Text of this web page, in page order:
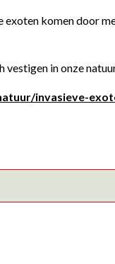
komen door
in onze
invasieve-